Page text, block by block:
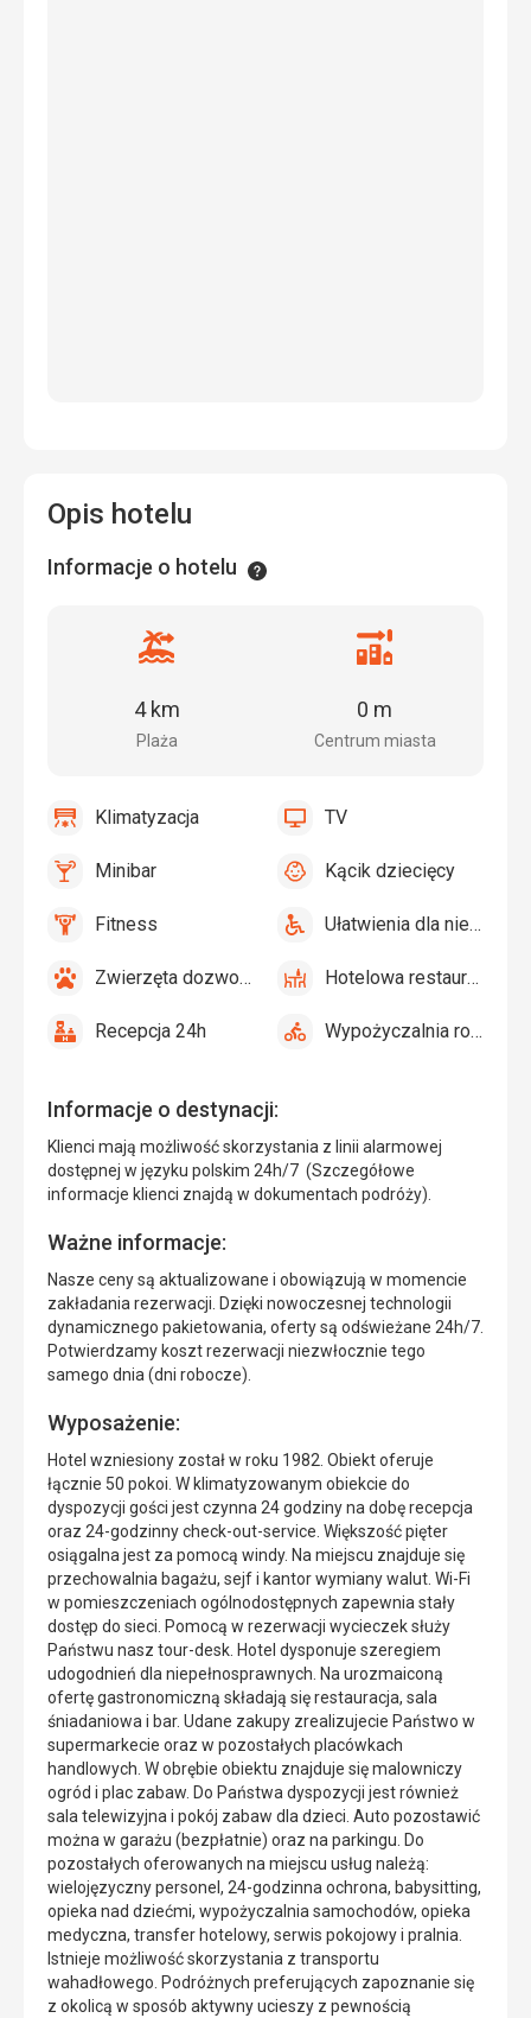
Informacje o destynacji:
Klienci mają możliwość skorzystania z linii alarmowej
dostępnej w języku polskim 24h/7 (Szczegółowe
informacje klienci znajdą w dokumentach podróży).
Ważne informacje:
Nasze ceny są aktualizowane i obowiązują w momencie
zakładania rezerwacji. Dzięki nowoczesnej technologii
dynamicznego pakietowania, oferty są odświeżane 24h/7.
Potwierdzamy koszt rezerwacji niezwłocznie tego
samego dnia (dni robocze).
Wyposażenie:
Hotel wzniesiony został w roku 1982. Obiekt oferuje
łącznie 50 pokoi. W klimatyzowanym obiekcie do
dyspozycji gości jest czynna 24 godziny na dobę recepcja
oraz 24-godzinny check-out-service. Większość pięter
osiągalna jest za pomocą windy. Na miejscu znajduje się
przechowalnia bagażu, sejf i kantor wymiany walut. Wi-Fi
w pomieszczeniach ogólnodostępnych zapewnia stały
dostęp do sieci. Pomocą w rezerwacji wycieczek służy
Państwu nasz tour-desk. Hotel dysponuje szeregiem
udogodnień dla niepełnosprawnych. Na urozmaiconą
ofertę gastronomiczną składają się restauracja, sala
śniadaniowa i bar. Udane zakupy zrealizujecie Państwo w
supermarkecie oraz w pozostałych placówkach
handlowych. W obrębie obiektu znajduje się malowniczy
ogród i plac zabaw. Do Państwa dyspozycji jest również
sala telewizyjna i pokój zabaw dla dzieci. Auto pozostawić
można w garażu (bezpłatnie) oraz na parkingu. Do
pozostałych oferowanych na miejscu usług należą:
wielojęzyczny personel, 24-godzinna ochrona, babysitting,
opieka nad dziećmi, wypożyczalnia samochodów, opieka
medyczna, transfer hotelowy, serwis pokojowy i pralnia.
Istnieje możliwość skorzystania z transportu
wahadłowego. Podróżnych preferujących zapoznanie się
z okolicą w sposób aktywny ucieszy z pewnością
Opis hotelu
Informacje o hotelu Informacje
Odległość
plaży
Plaża
4 km
Odległość
centrum
Centrum miasta
0 m
Klimatyzacja
Klimatyzacja
tak TV TV
tak
Minibar,Minibar
tak
Kącik
Plac
Kącik dziecięcy
tak
FitnessFitness
tak
Ułatwienia
niepełnosprawnych
Ułatwienia dla niepełnosprawnych
tak
Zwierzęta
Zwierzęta dozwolone
tak
Hotelowa
Hotelowa restauracja
tak
RecepcjaRecepcja 24h
tak
Wypożyczalnia
Wypożyczalnia rowerów
tak